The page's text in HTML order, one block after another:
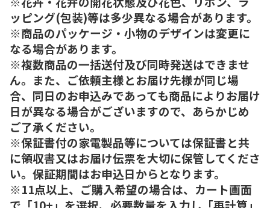
ッピング(包装)等は多少異なる場合があります。
※商品のパッケージ・小物のデザインは変更に
なる場合があります。
※複数商品の一括送付及び同時発送はできませ
ん。また、ご依頼主様とお届け先様が同じ場
合、同日のお申込みであっても商品によりお届け
日が異なる場合がございますので、あらかじめ
ご了承ください。
※保証書付の家電製品等については保証書と共
に領収書又はお届け伝票を大切に保管してくださ
い。保証期間はお申込日からとなります。
※11点以上、ご購入希望の場合は、カート画面
で「10+」を選択、必要数量を入力し「再計算」